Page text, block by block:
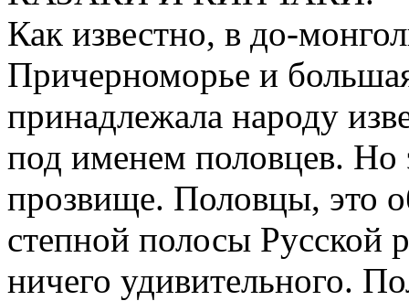
Как известно, в до-
Причерноморье и
принадлежала народу
под именем половцев. Но
прозвище. Половцы, это
степной полосы Русской
ничего удивительного.